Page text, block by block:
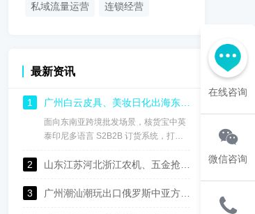
私域流量运营 连锁经营
最新资讯
1 广州白云皮具、美妆日化出海东南亚：核货宝中英泰印尼中英泰印尼语供应链订货系统，实现渠道数字化管控
面向东南亚跨境批发场景，核货宝中英
泰印尼多语言 S2B2B 订货系统，打通
路，用一套系统完成多语言协同、进销
货、跨境财务对账，成为白云皮具、美
2 山东江苏河北浙江农机、五金抢抓中亚出口机遇，核货宝中俄哈乌兹语S2B2B供应链系统助力批发企业数字化转型
3 广州潮汕潮玩出口俄罗斯中亚方案：核货宝中俄哈语供应链批发系统赋能玩具行业数字化运营
在线咨询
微信咨询